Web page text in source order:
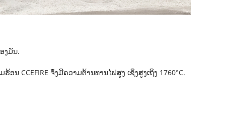
ງມັນ.
CCEFIRE ຈຶ່ງມີຄວາມຕ້ານທານໄຟສູງ ເຊິ່ງສູງເຖິງ 1760°C.